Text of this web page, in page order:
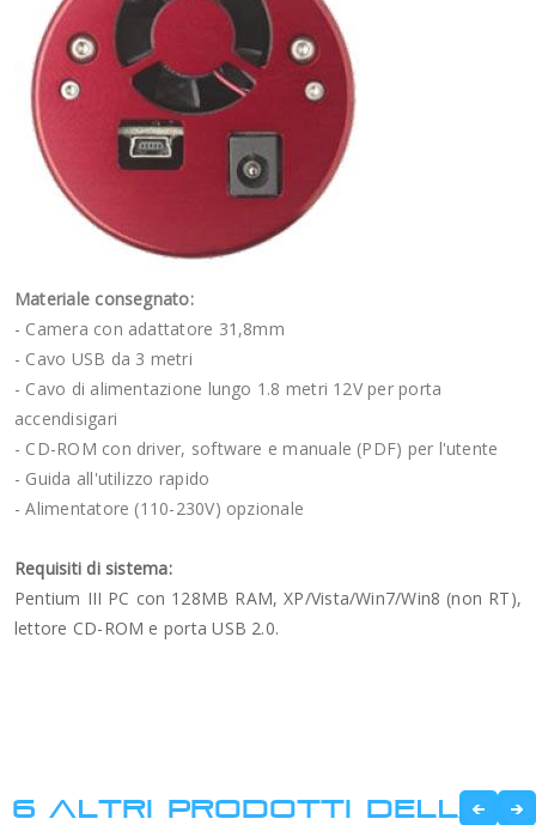
Materiale consegnato:
- Camera con adattatore 31,8mm
- Cavo USB da 3 metri
- Cavo di alimentazione lungo 1.8 metri 12V per porta
accendisigari
- CD-ROM con driver, software e manuale (PDF) per l'utente
- Guida all'utilizzo rapido
- Alimentatore (110-230V) opzionale
Requisiti di sistema:
Pentium III PC con 128MB RAM, XP/Vista/Win7/Win8 (non RT),
lettore CD-ROM e porta USB 2.0.
6 ALTRI PRODOTTI DELLA